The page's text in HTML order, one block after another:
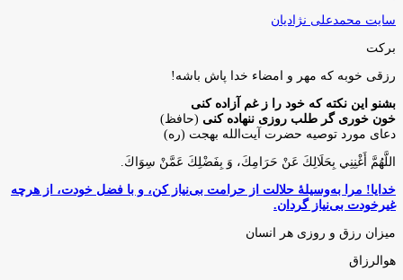
سایت محمدعلی نژادیان
برکت
رزقی خوبه كه مهر و امضاء خدا پاش باشه!
بشنو این نکته که خود را ز غم آزاده کنی
خون خوری گر طلب روزی ننهاده کنی (حافظ)
دعای مورد توصیه حضرت آیت‌الله بهجت (ره)
اللَّهُمَّ أَغْنِنِي بِحَلَالِكَ عَنْ حَرَامِكَ، وَ بِفَضْلِكَ عَمَّنْ سِوَاكَ‏.
خدایا! مرا به‌وسیلۀ حلالت از حرامت بی‌نیاز کن، و با فضل خودت، از هرچه
غیرخودت بی‌نیاز گردان.
میزان رزق و روزی هر انسان
هوالرزاق